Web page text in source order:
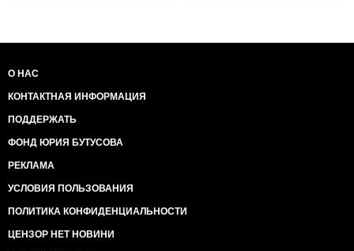
О НАС
КОНТАКТНАЯ ИНФОРМАЦИЯ
ПОДДЕРЖАТЬ
ФОНД ЮРИЯ БУТУСОВА
РЕКЛАМА
УСЛОВИЯ ПОЛЬЗОВАНИЯ
ПОЛИТИКА КОНФИДЕНЦИАЛЬНОСТИ
ЦЕНЗОР НЕТ НОВИНИ